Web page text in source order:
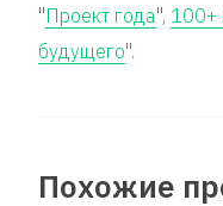
"Проект года", 100+
будущего".
Похожие